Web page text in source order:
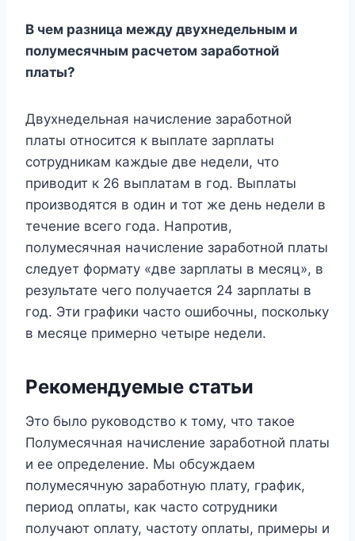
В чем разница между двухнедельным и
полумесячным расчетом заработной
платы?
Двухнедельная начисление заработной
платы относится к выплате зарплаты
сотрудникам каждые две недели, что
приводит к 26 выплатам в год. Выплаты
производятся в один и тот же день недели в
течение всего года. Напротив,
полумесячная начисление заработной платы
следует формату «две зарплаты в месяц», в
результате чего получается 24 зарплаты в
год. Эти графики часто ошибочны, поскольку
в месяце примерно четыре недели.
Рекомендуемые статьи
Это было руководство к тому, что такое
Полумесячная начисление заработной платы
и ее определение. Мы обсуждаем
полумесячную заработную плату, график,
период оплаты, как часто сотрудники
получают оплату, частоту оплаты, примеры и